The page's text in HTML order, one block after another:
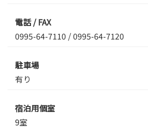
電話 / FAX
0995-64-7110 / 0995-64-7120
駐車場
有り
宿泊用個室
9室